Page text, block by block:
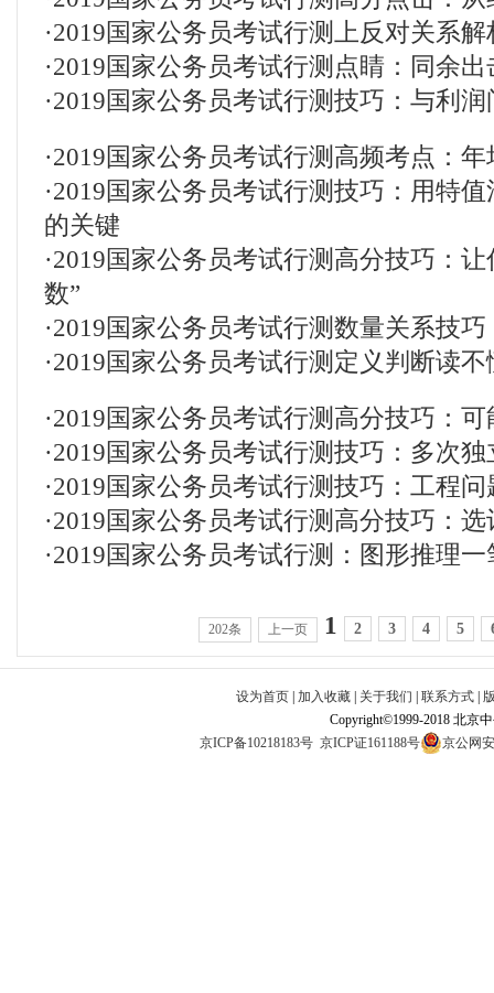
·2019国家公务员考试行测上反对关系解
·2019国家公务员考试行测点睛：同余
·2019国家公务员考试行测技巧：与利润
·2019国家公务员考试行测高频考点：
·2019国家公务员考试行测技巧：用特
的关键
·2019国家公务员考试行测高分技巧：让
数”
·2019国家公务员考试行测数量关系技
·2019国家公务员考试行测定义判断读
·2019国家公务员考试行测高分技巧：
·2019国家公务员考试行测技巧：多次
·2019国家公务员考试行测技巧：工程
·2019国家公务员考试行测高分技巧：
·2019国家公务员考试行测：图形推理
202条 上一页 1 2 3 4 5
设为首页 加入收藏 关于我们 联系方式
Copyright©1999-2018 北京
京ICP备10218183号 京ICP证161188号 京公网